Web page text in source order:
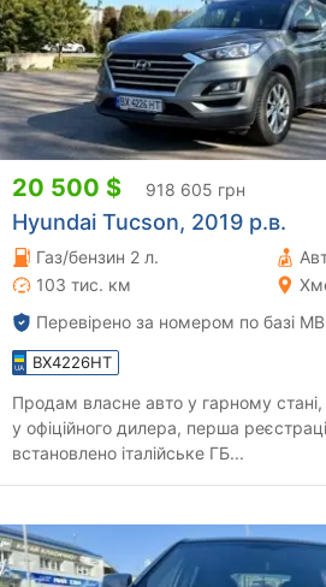
20 500 $ 918 605 грн
Hyundai Tucson, 2019 р.в.
Газ/бензин 2 л.
103 тис. км
Перевірено за номером по базі
BX4226HT
Продам власне авто у гарному стані,
у офіційного дилера, перша
встановлено італійське ГБ...